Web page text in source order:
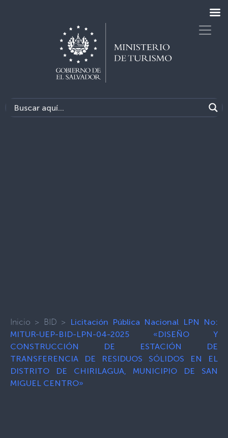
Inicio > BID >
Licitación Pública Nacional LPN No:
MITUR-UEP-BID-LPN-04-2025 «DISEÑO Y
CONSTRUCCIÓN DE ESTACIÓN DE
TRANSFERENCIA DE RESIDUOS SÓLIDOS EN EL
DISTRITO DE CHIRILAGUA, MUNICIPIO DE SAN
MIGUEL CENTRO»